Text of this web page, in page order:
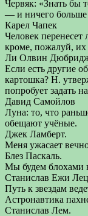
Червяк: «Знать бы
— и ничего больше
Карел Чапек
Человек
кроме, пожалуй, их
Ли Олвин
Если есть другие
картошка? Н.
попробует задать
Давид Самойлов
Луна: то, что
обещают учёные.
Джек Ламберт.
Меня ужасает
Блез Паскаль.
Мы будем блохами
Станислав Ежи
Путь к звездам
Астронавтика
Станислав Лем.